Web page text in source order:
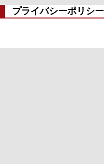
プライバシーポリシー